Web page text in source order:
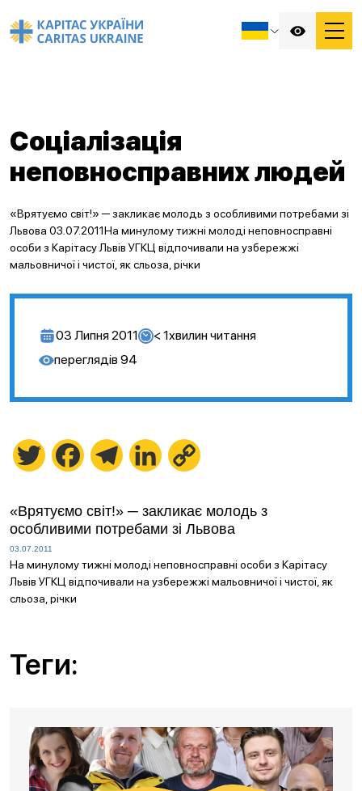
Соціалізація
неповносправних людей
«Врятуємо світ!» ─ закликає молодь з особливими потребами зі
Львова 03.07.2011На минулому тижні молоді неповносправні
особи з Карітасу Львів УГКЦ відпочивали на узбережжі
мальовничої і чистої, як сльоза, річки
03 Липня 2011 < 1хвилин читання
переглядів 94
Twitter FacebookTelegramLinkedIn
«Врятуємо світ!» ─ закликає молодь з
особливими потребами зі Львова
03.07.2011
На минулому тижні молоді неповносправні особи з Карітасу
Львів УГКЦ відпочивали на узбережжі мальовничої і чистої, як
сльоза, річки
Теги: